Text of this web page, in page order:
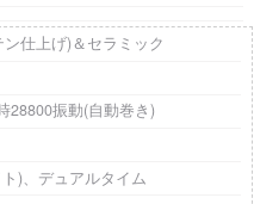
仕上げ)＆セラミック
28800振動(自動巻き)
)、デュアルタイム